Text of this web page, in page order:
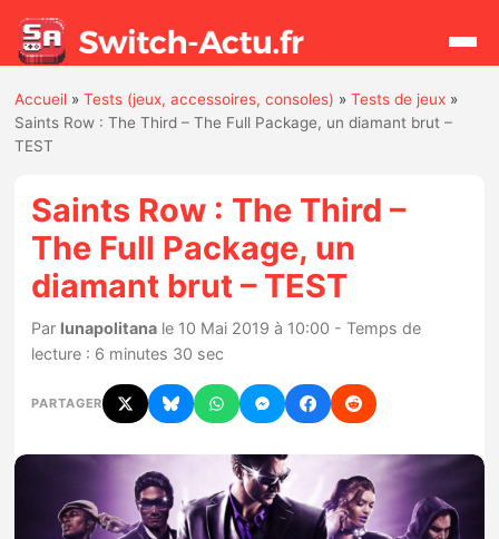
Rechercher
Actualités
Jeux
Hardware
Chiffres de ventes
Rumeurs
Accueil »Tests (jeux, accessoires, consoles) »Tests de jeux »
Saints Row : The Third – The Full Package, un diamant brut –
TEST
Saints Row : The Third –
The Full Package, un
diamant brut – TEST
Par lunapolitana le 10 Mai 2019 à 10:00 - Temps de
lecture : 6 minutes 30 sec
PARTAGER